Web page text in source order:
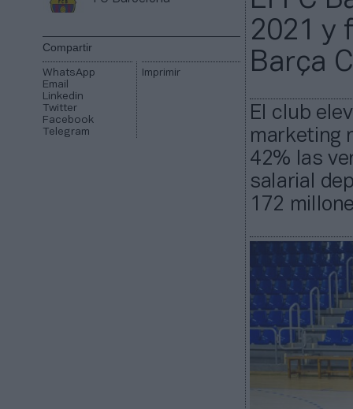
Compartir
WhatsApp
Email
Linkedin
Twitter
Facebook
Telegram
Imprimir
2021 y
Barça
El club
marketing
42% las
salarial
172